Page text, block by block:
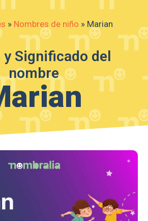
» Nombres de niño » Marian
y Significado del
nombre